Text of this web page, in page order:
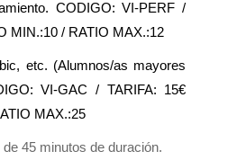
CODIGO: VI-PERF /
MIN.:10 / RATIO MAX.:12
etc. (Alumnos/as mayores
VI-GAC / TARIFA: 15€
MAX.:25
45 minutos de duración.